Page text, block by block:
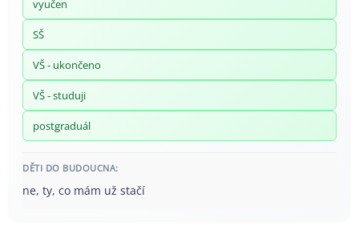
vyučen
SŠ
VŠ - ukončeno
VŠ - studuji
postgraduál
DĚTI DO BUDOUCNA:
ne, ty, co mám už stačí